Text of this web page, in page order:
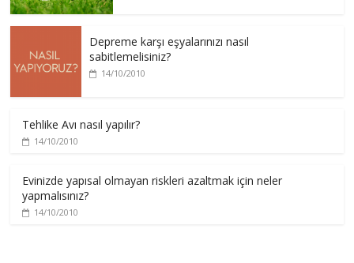
Depreme karşı eşyalarınızı nasıl
sabitlemelisiniz?
14/10/2010
Tehlike Avı nasıl yapılır?
14/10/2010
Evinizde yapısal olmayan riskleri azaltmak için neler
yapmalısınız?
14/10/2010